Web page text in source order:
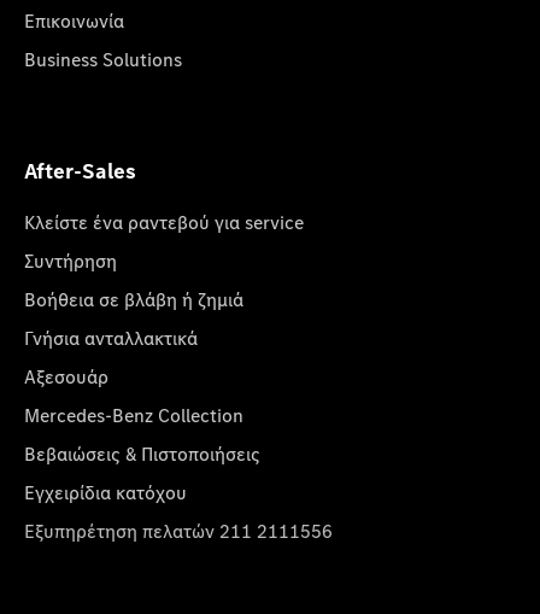
Επικοινωνία
Business Solutions
After-Sales
Κλείστε ένα ραντεβού για service
Συντήρηση
Βοήθεια σε βλάβη ή ζημιά
Γνήσια ανταλλακτικά
Αξεσουάρ
Mercedes-Benz Collection
Βεβαιώσεις & Πιστοποιήσεις
Εγχειρίδια κατόχου
Εξυπηρέτηση πελατών 211 2111556